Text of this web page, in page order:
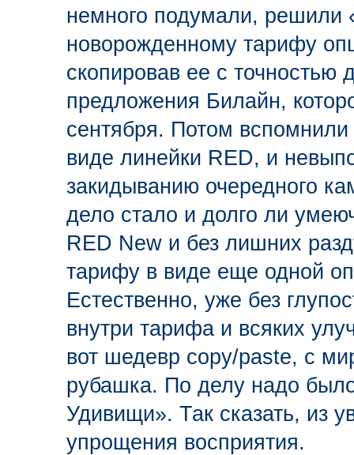
немного подумали, решили
новорожденному тарифу
скопировав ее с точностью
предложения Билайн,
сентября. Потом
виде линейки RED, и
закидыванию очередного
дело стало и долго ли
RED New и без лишних
тарифу в виде еще одной
Естественно, уже без
внутри тарифа и всяких
вот шедевр copy/paste, с
рубашка. По делу надо
Удивищи». Так сказать, из
упрощения восприятия.